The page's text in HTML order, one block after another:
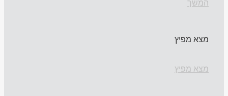
המשך
מצא מפיץ
מצא מפיץ